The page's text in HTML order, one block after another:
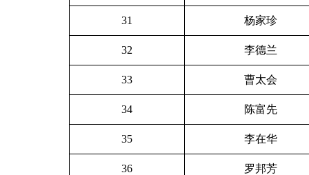
31 杨家珍
32 李德兰
33 曹太会
34 陈富先
35 李在华
36 罗邦芳